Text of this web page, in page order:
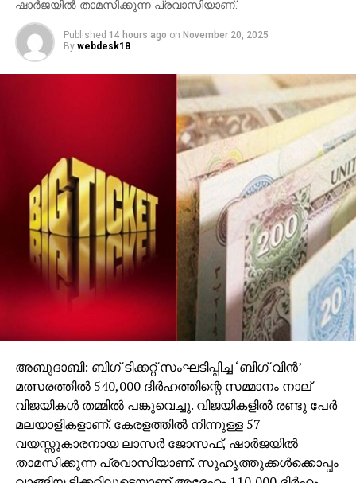
ഷാര്‍ജയില്‍ താമസിക്കുന്ന പ്രവാസിയാണ്.
Published 14 hours ago on November 20, 2025
By webdesk18
അബുദാബി: ബിഗ് ടിക്കറ്റ് സംഘടിപ്പിച്ച ‘ബിഗ് വിന്‍’
മത്സരത്തില്‍ 540,000 ദിര്‍ഹത്തിന്റെ സമ്മാനം നാല്
വിജയികള്‍ തമ്മില്‍ പങ്കുവെച്ചു. വിജയികളില്‍ രണ്ടു പേര്‍
മലയാളികളാണ്. കേരളത്തില്‍ നിന്നുള്ള 57
വയസ്സുകാരനായ ലാസര്‍ ജോസഫ്, ഷാര്‍ജയില്‍
താമസിക്കുന്ന പ്രവാസിയാണ്. സുഹൃത്തുക്കള്‍ക്കൊപ്പം